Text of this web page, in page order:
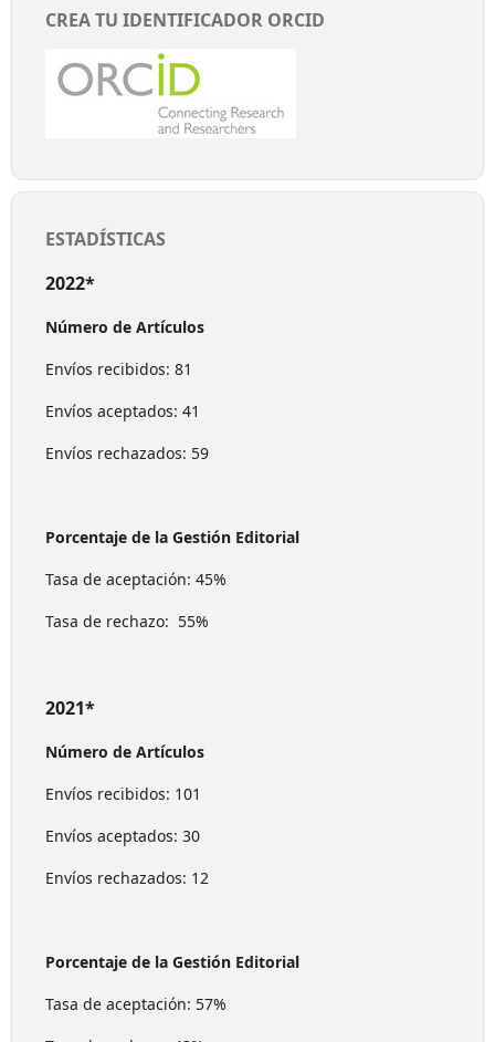
CREA TU IDENTIFICADOR ORCID
ESTADÍSTICAS
2022*
Número de Artículos
Envíos recibidos: 81
Envíos aceptados: 41
Envíos rechazados: 59
Porcentaje de la Gestión Editorial
Tasa de aceptación: 45%
Tasa de rechazo: 55%
2021*
Número de Artículos
Envíos recibidos: 101
Envíos aceptados: 30
Envíos rechazados: 12
Porcentaje de la Gestión Editorial
Tasa de aceptación: 57%